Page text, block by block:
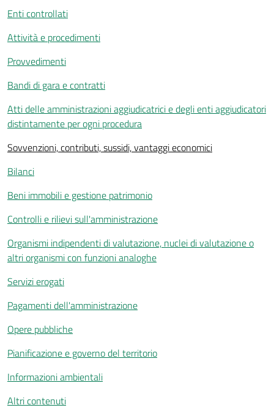
Enti controllati
Attività e procedimenti
Provvedimenti
Bandi di gara e contratti
Atti delle amministrazioni aggiudicatrici e degli enti aggiudicatori
distintamente per ogni procedura
Sovvenzioni, contributi, sussidi, vantaggi economici
Bilanci
Beni immobili e gestione patrimonio
Controlli e rilievi sull'amministrazione
Organismi indipendenti di valutazione, nuclei di valutazione o
altri organismi con funzioni analoghe
Servizi erogati
Pagamenti dell'amministrazione
Opere pubbliche
Pianificazione e governo del territorio
Informazioni ambientali
Altri contenuti